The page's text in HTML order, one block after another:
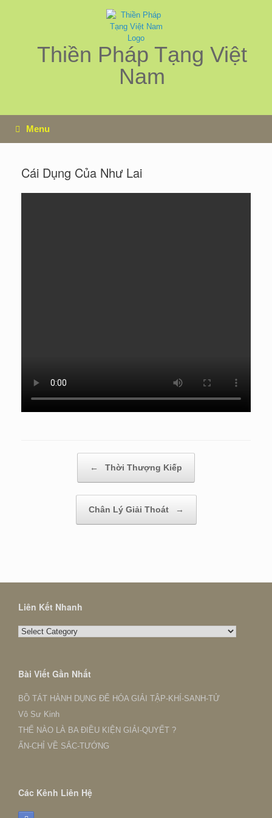
Thiền Pháp Tạng Việt
Nam
Menu
Cái Dụng Của Như Lai
← Thời Thượng Kiếp
Chân Lý Giải Thoát →
Liên Kết Nhanh
Liên
Bài Viết Gần Nhất
BỒ TÁT HÀNH DỤNG ĐỂ HÓA GIẢI TẬP-KHÍ-SANH-TỬ
Vô Sư Kinh
THẾ NÀO LÀ BA ĐIỀU KIỆN GIẢI-QUYẾT ?
ẤN-CHỈ VỀ SẮC-TƯỚNG
Các Kênh Liên Hệ